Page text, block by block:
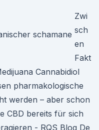
Zwi
sch
en
Fakt
Cannabidiol
pharmakologische
werden – aber schon
CBD bereits für sich
- RQS Blog De